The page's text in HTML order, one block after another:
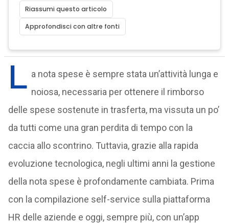
Riassumi questo articolo
Approfondisci con altre fonti
L a nota spese è sempre stata un’attività lunga e
noiosa, necessaria per ottenere il rimborso
delle spese sostenute in trasferta, ma vissuta un po’
da tutti come una gran perdita di tempo con la
caccia allo scontrino. Tuttavia, grazie alla rapida
evoluzione tecnologica, negli ultimi anni la gestione
della nota spese è profondamente cambiata. Prima
con la compilazione self-service sulla piattaforma
HR delle aziende e oggi, sempre più, con un’app